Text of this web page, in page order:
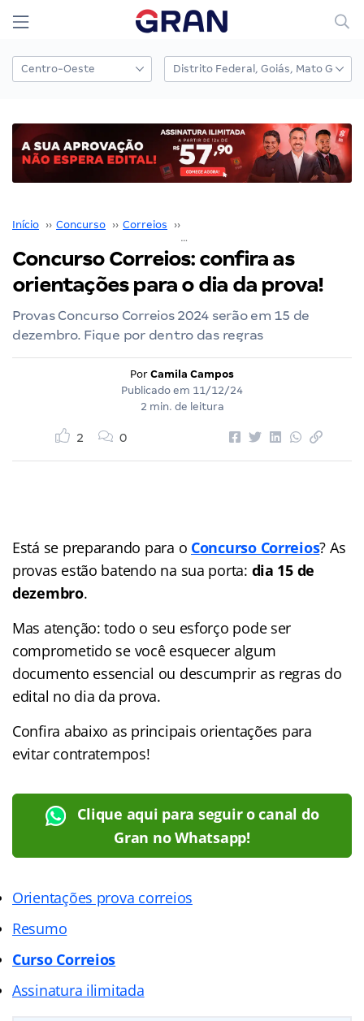
Início ›› Concurso ›› Correios ››
Concurso Correios: confira as
orientações para o dia da prova!
Provas Concurso Correios 2024 serão em 15 de
dezembro. Fique por dentro das regras
Por Camila Campos
Publicado em 11/12/24
2 min. de leitura
2 0
Está se preparando para o Concurso Correios? As
provas estão batendo na sua porta: dia 15 de
dezembro.
Mas atenção: todo o seu esforço pode ser
comprometido se você esquecer algum
documento essencial ou descumprir as regras do
edital no dia da prova.
Confira abaixo as principais orientações para
evitar contratempos!
Clique aqui para seguir o canal do
Gran no Whatsapp!
Orientações prova correios
Resumo
Curso Correios
Assinatura ilimitada